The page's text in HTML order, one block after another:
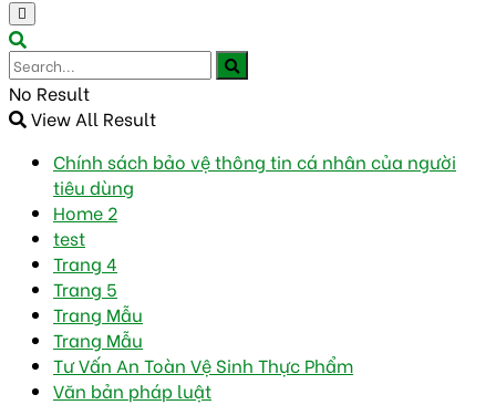
No Result
View All Result
Chính sách bảo vệ thông tin cá nhân của người
tiêu dùng
Home 2
test
Trang 4
Trang 5
Trang Mẫu
Trang Mẫu
Tư Vấn An Toàn Vệ Sinh Thực Phẩm
Văn bản pháp luật